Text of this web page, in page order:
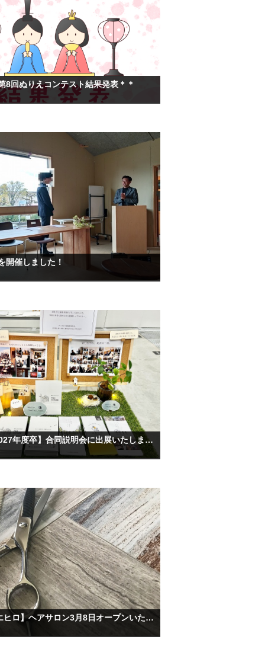
回ぬりえコンテスト結果発表＊＊
催しました！
Gメッセ群馬【2027年度卒】合同説明会に出展いたしました！
【ララパークスエヒロ】ヘアサロン3月8日オープンいたします！